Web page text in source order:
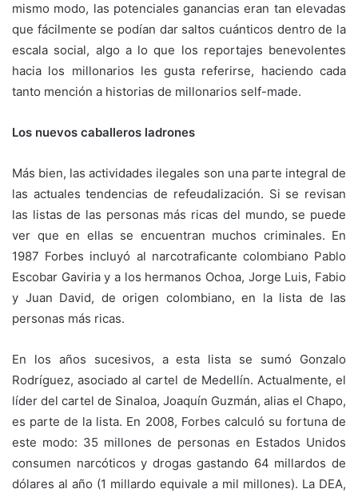
mismo modo, las potenciales ganancias eran tan elevadas
que fácilmente se podían dar saltos cuánticos dentro de la
escala social, algo a lo que los reportajes benevolentes
hacia los millonarios les gusta referirse, haciendo cada
tanto mención a historias de millonarios self-made.
Los nuevos caballeros ladrones
Más bien, las actividades ilegales son una parte integral de
las actuales tendencias de refeudalización. Si se revisan
las listas de las personas más ricas del mundo, se puede
ver que en ellas se encuentran muchos criminales. En
1987 Forbes incluyó al narcotraficante colombiano Pablo
Escobar Gaviria y a los hermanos Ochoa, Jorge Luis, Fabio
y Juan David, de origen colombiano, en la lista de las
personas más ricas.
En los años sucesivos, a esta lista se sumó Gonzalo
Rodríguez, asociado al cartel de Medellín. Actualmente, el
líder del cartel de Sinaloa, Joaquín Guzmán, alias el Chapo,
es parte de la lista. En 2008, Forbes calculó su fortuna de
este modo: 35 millones de personas en Estados Unidos
consumen narcóticos y drogas gastando 64 millardos de
dólares al año (1 millardo equivale a mil millones). La DEA,